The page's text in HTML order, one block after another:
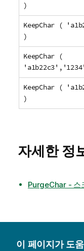
)
KeepChar (
)
KeepChar (
KeepChar (
)
자세한 정
PurgeChar - 스
이 페이지가 도